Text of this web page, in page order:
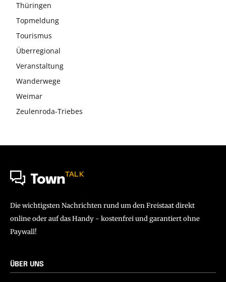
Thüringen
Topmeldung
Tourismus
Überregional
Veranstaltung
Wanderwege
Weimar
Zeulenroda-Triebes
TownTALK
Die wichtigsten Nachrichten rund um den Freistaat direkt
online oder auf das Handy - kostenfrei und garantiert ohne
Paywall!
ÜBER UNS